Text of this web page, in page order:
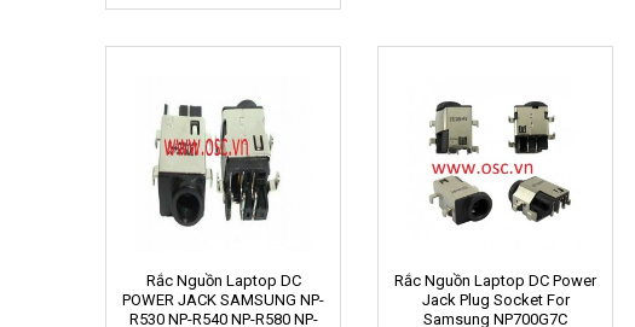
Rắc Nguồn Laptop DC
POWER JACK SAMSUNG NP-
R530 NP-R540 NP-R580 NP-
Rắc Nguồn Laptop DC Power
Jack Plug Socket For
Samsung NP700G7C